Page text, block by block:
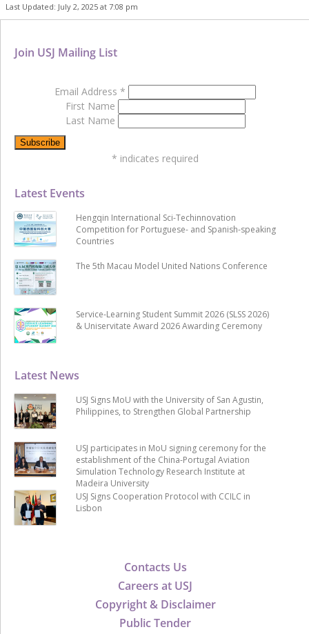
Last Updated: July 2, 2025 at 7:08 pm
Contacts Us
Careers at USJ
Copyright & Disclaimer
Public Tender
Latest News
USJ Signs MoU with the University of San Agustin,
Philippines, to Strengthen Global Partnership
USJ participates in MoU signing ceremony for the
establishment of the China-Portugal Aviation
Simulation Technology Research Institute at
Madeira University
USJ Signs Cooperation Protocol with CCILC in
Lisbon
Latest Events
Hengqin International Sci-Techinnovation
Competition for Portuguese- and Spanish-speaking
Countries
The 5th Macau Model United Nations Conference
Service-Learning Student Summit 2026 (SLSS 2026)
& Uniservitate Award 2026 Awarding Ceremony
Join USJ Mailing List
Email Address *
First Name
Last Name
* indicates required